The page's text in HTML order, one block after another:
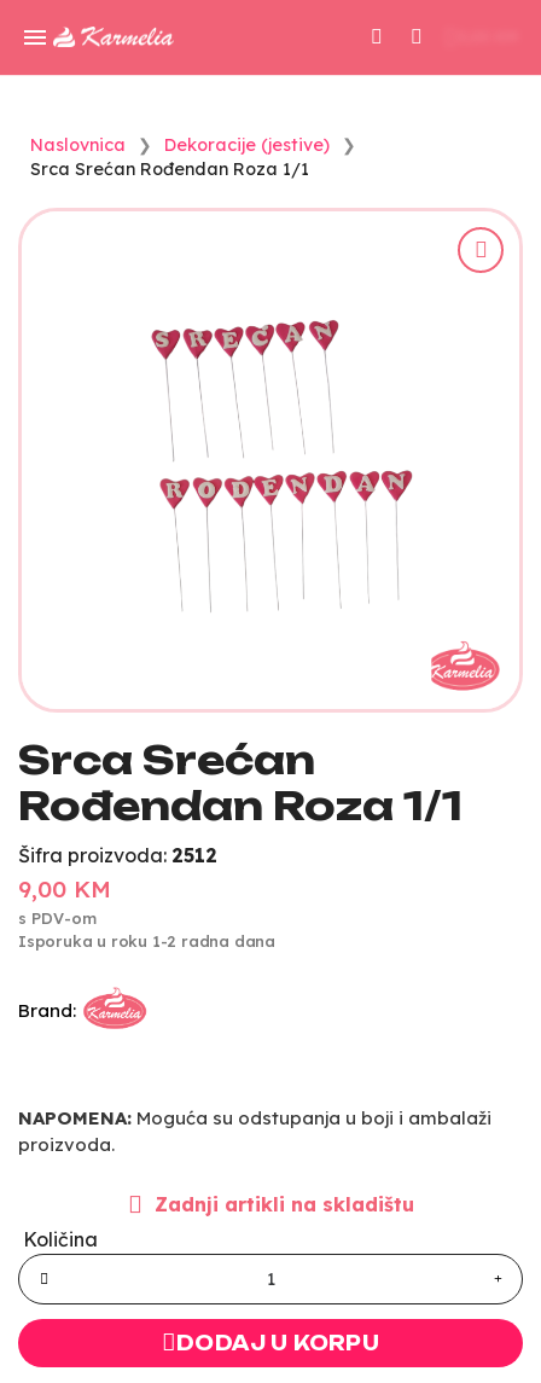
Naslovnica
Dekoracije (jestive)
Srca Srećan Rođendan Roza 1/1
Srca Srećan
Rođendan Roza 1/1
Šifra proizvoda: 2512
9,00 KM
s PDV-om
Isporuka u roku 1-2 radna dana
Brand:
NAPOMENA: Moguća su odstupanja u boji i ambalaži
proizvoda.
Zadnji artikli na skladištu
Količina
DODAJ U KORPU